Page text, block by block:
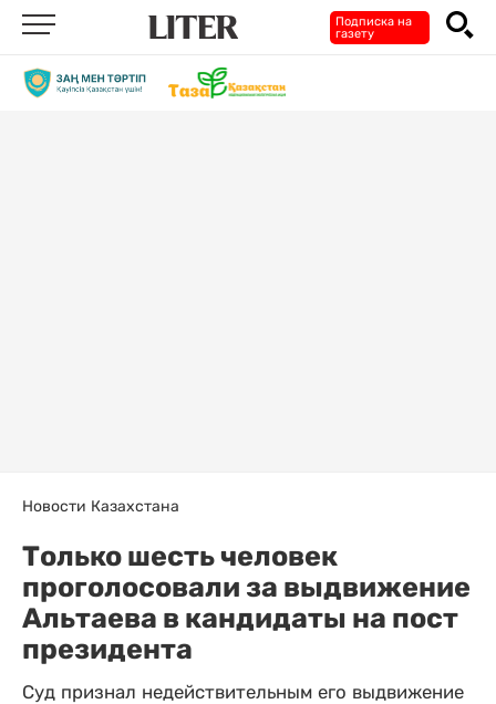
Подписка на
газету
Новости Казахстана
Только шесть человек
проголосовали за выдвижение
Альтаева в кандидаты на пост
президента
Суд признал недействительным его выдвижение